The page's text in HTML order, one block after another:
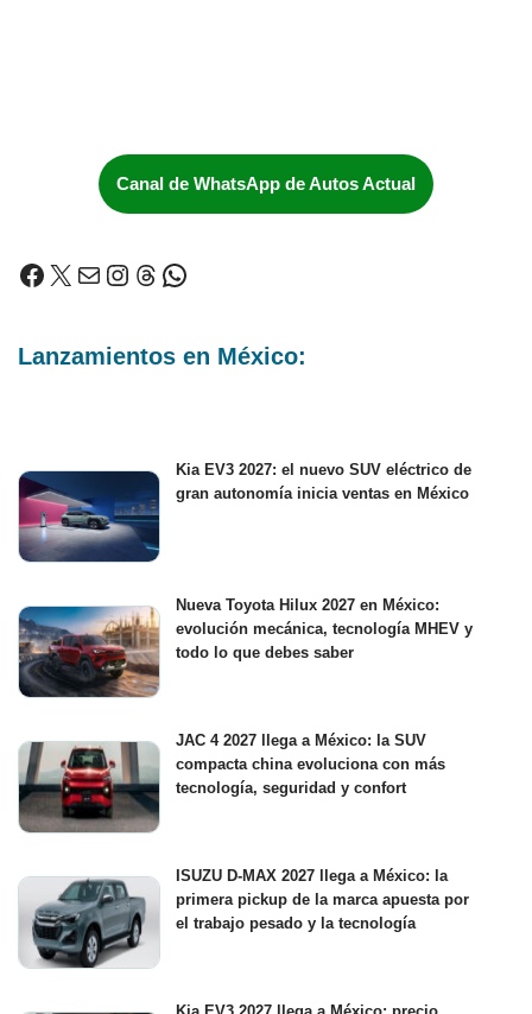
Canal de WhatsApp de Autos Actual
Lanzamientos en México:
Kia EV3 2027: el nuevo SUV eléctrico de
gran autonomía inicia ventas en México
Nueva Toyota Hilux 2027 en México:
evolución mecánica, tecnología MHEV y
todo lo que debes saber
JAC 4 2027 llega a México: la SUV
compacta china evoluciona con más
tecnología, seguridad y confort
ISUZU D-MAX 2027 llega a México: la
primera pickup de la marca apuesta por
el trabajo pesado y la tecnología